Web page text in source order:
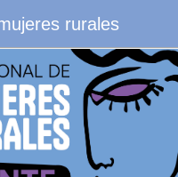
rurales